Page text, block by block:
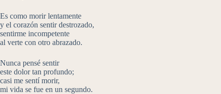
Es como morir lentamente
y el corazón sentir destrozado,
sentirme incompetente
al verte con otro abrazado.
Nunca pensé sentir
este dolor tan profundo;
casi me sentí morir,
mi vida se fue en un segundo.